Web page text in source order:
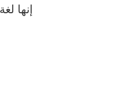
إنها